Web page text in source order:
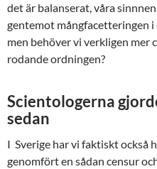
det är balanserat, våra
gentemot mångfacetteringen
men behöver vi verkligen mer
rodande ordningen?
Scientologerna
sedan
I Sverige har vi faktiskt också
genomfört en sådan censur